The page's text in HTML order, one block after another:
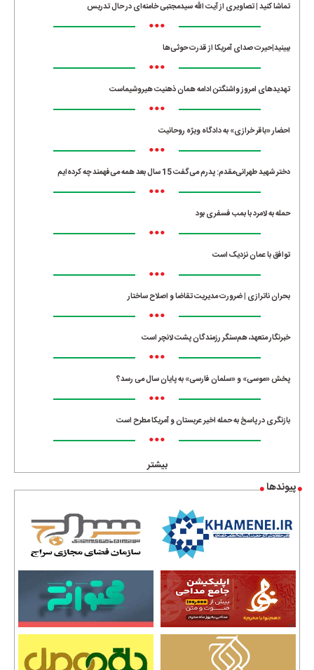
تماشا کنید | تصاویری از آیت الله سیدمجتبی خامنه‌ای در حال تدریس
•••
ببینید|حیرت صدای آمریکا از قدرت حوثی‌ها
•••
تهدیدهای امروز واشنگتن ادامه همان ذهنیت هیروشیماست
•••
احضار «باقر خرازی» به دادگاه ویژه روحانیت
•••
دختر شهید طهرانی‌مقدم: پدرم می‌گفت 15 سال بعد همه می‌فهمند چه کرده‌ایم
•••
حمله به لامرد با بمب فسفری بود
•••
توافق با عمان نزدیک است
•••
بحران ناترازی | ضرورت مدیریت تقاضا و اصلاح ساختار
•••
خبرنگار متعهد، هم‌سنگر رزمندگان پشت لانچر است
•••
پخش «موسی» و «سلمان فارسی» به پایان سال می رسد؟
•••
بازنگری در پاسخ به حمله اخیر عربستان و آمریکا مطرح است
•••
بیشتر
پیوندها